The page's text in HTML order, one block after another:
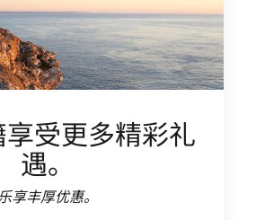
受更多精彩礼
遇。
享丰厚优惠。